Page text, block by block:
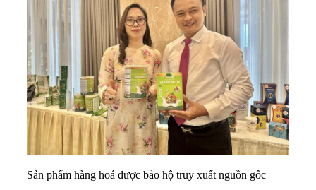
Sản phẩm hàng hoá được bảo hộ truy xuất nguồn gốc